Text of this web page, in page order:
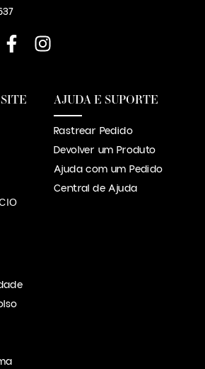
AJUDA E SUPORTE
Rastrear Pedido
Devolver um Produto
Ajuda com um Pedido
Central de Ajuda